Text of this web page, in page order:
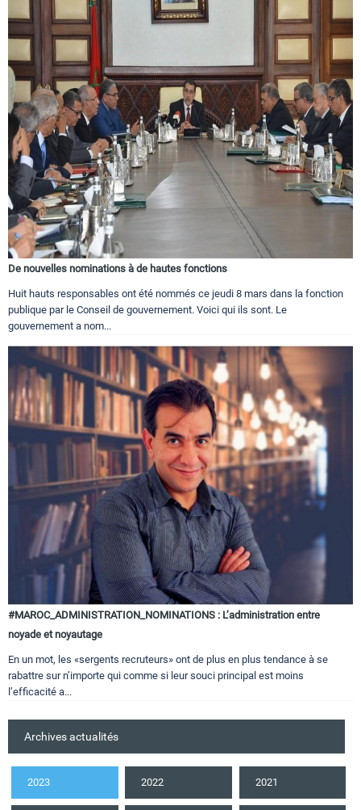
De nouvelles nominations à de hautes fonctions
Huit hauts responsables ont été nommés ce jeudi 8 mars dans la fonction
publique par le Conseil de gouvernement. Voici qui ils sont. Le
gouvernement a nom...
#MAROC_ADMINISTRATION_NOMINATIONS : L’administration entre
noyade et noyautage
En un mot, les «sergents recruteurs» ont de plus en plus tendance à se
rabattre sur n’importe qui comme si leur souci principal est moins
l’efficacité a...
Archives actualités
2023 2022 2021